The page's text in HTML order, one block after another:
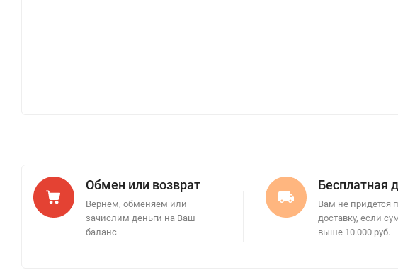
Обмен или возврат
Вернем, обменяем или
зачислим деньги на Ваш
баланс
Бесплатная
Вам не придется
доставку, если
выше 10.000 руб.